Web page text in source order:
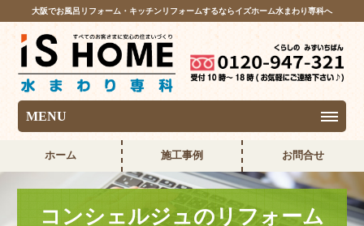
大阪でお風呂リフォーム・キッチンリフォームするならイズホーム水まわり専科へ
MENU
ホーム 施工事例 お問合せ
コンシェルジュのリフォーム